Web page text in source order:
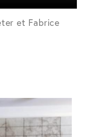
et Fabrice